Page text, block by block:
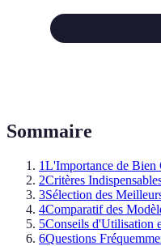
Sommaire
1L'Importance de Bien
2Critères
3Sélection des
4Comparatif des
5Conseils d'Utilisation
6Questions